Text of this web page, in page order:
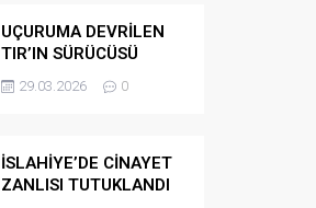
UÇURUMA DEVRİLEN
TIR’IN SÜRÜCÜSÜ
HAYATINI KAYBETTİ
29.03.2026 0
İSLAHİYE’DE CİNAYET
ZANLISI TUTUKLANDI